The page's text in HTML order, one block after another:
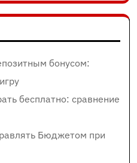
бонусом:
бесплатно: сравнение
Бюджетом при